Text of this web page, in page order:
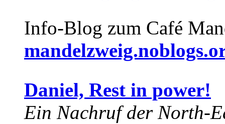
Info-Blog zum Café
Daniel, Rest in power!
Ein Nachruf der North-